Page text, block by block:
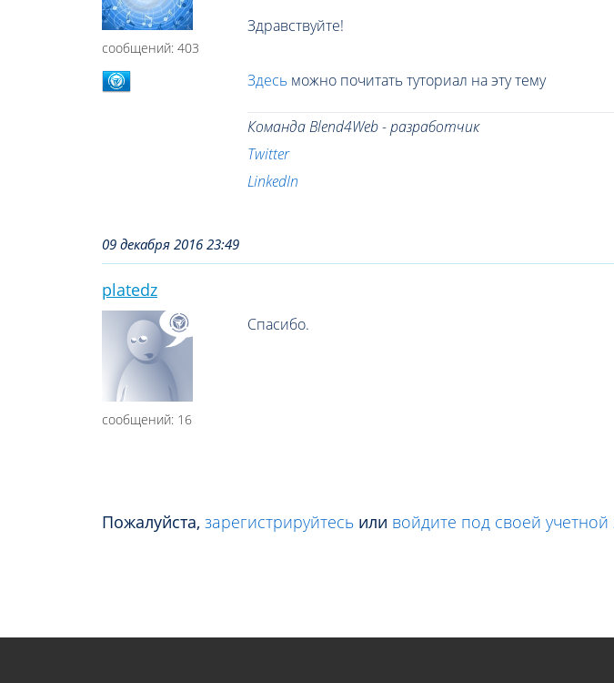
сообщений: 403
Здравствуйте!
Здесь можно почитать туториал на эту тему
Команда Blend4Web - разработчик
Twitter
LinkedIn
09 декабря 2016 23:49
platedz
сообщений: 16
Спасибо.
Пожалуйста, зарегистрируйтесь или войдите под своей